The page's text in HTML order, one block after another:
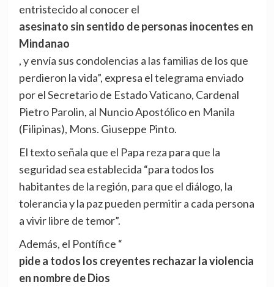
entristecido al conocer el
asesinato sin sentido de personas inocentes en
Mindanao
, y envía sus condolencias a las familias de los que
perdieron la vida”, expresa el telegrama enviado
por el Secretario de Estado Vaticano, Cardenal
Pietro Parolin, al Nuncio Apostólico en Manila
(Filipinas), Mons. Giuseppe Pinto.
El texto señala que el Papa reza para que la
seguridad sea establecida “para todos los
habitantes de la región, para que el diálogo, la
tolerancia y la paz pueden permitir a cada persona
a vivir libre de temor”.
Además, el Pontífice “
pide a todos los creyentes rechazar la violencia
en nombre de Dios